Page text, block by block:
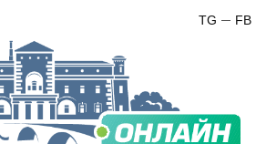
FB
TG